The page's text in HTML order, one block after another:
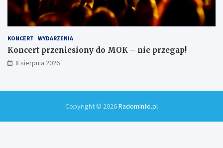
KONCERT WYDARZENIA
Koncert przeniesiony do MOK – nie przegap!
8 sierpnia 2026
Copyright © 2026RadomInfo.pl